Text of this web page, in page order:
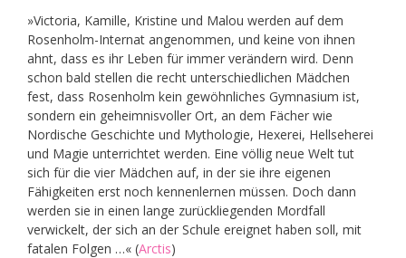
»Victoria, Kamille, Kristine und Malou werden auf dem
Rosenholm-Internat angenommen, und keine von ihnen
ahnt, dass es ihr Leben für immer verändern wird. Denn
schon bald stellen die recht unterschiedlichen Mädchen
fest, dass Rosenholm kein gewöhnliches Gymnasium ist,
sondern ein geheimnisvoller Ort, an dem Fächer wie
Nordische Geschichte und Mythologie, Hexerei, Hellseherei
und Magie unterrichtet werden. Eine völlig neue Welt tut
sich für die vier Mädchen auf, in der sie ihre eigenen
Fähigkeiten erst noch kennenlernen müssen. Doch dann
werden sie in einen lange zurückliegenden Mordfall
verwickelt, der sich an der Schule ereignet haben soll, mit
fatalen Folgen …« (Arctis)